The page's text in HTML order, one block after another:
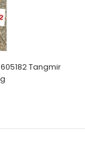
Tangmir